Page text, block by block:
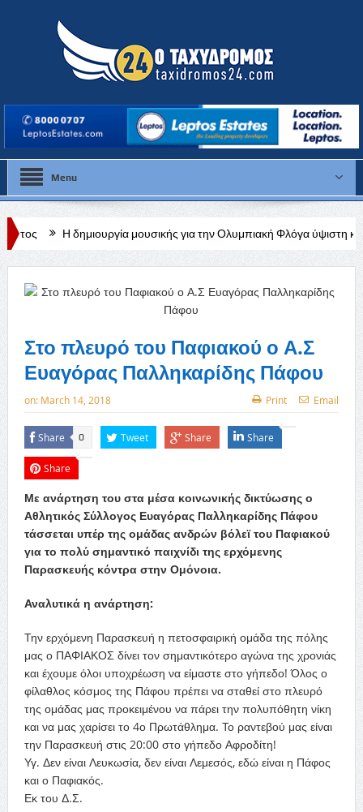
Menu
μουσικής για την Ολυμπιακή Φλόγα ύψιστη καλλιτεχνική
Στο πλευρό του Παφιακού ο Α.Σ
Ευαγόρας Παλληκαρίδης Πάφου
on: March 14, 2018 Print Email
Share 0 Tweet Share Share
Share
Με ανάρτηση του στα μέσα κοινωνικής δικτύωσης ο
Αθλητικός Σύλλογος Ευαγόρας Παλληκαρίδης Πάφου
τάσσεται υπέρ της ομάδας ανδρών βόλεϊ του Παφιακού
για το πολύ σημαντικό παιχνίδι της ερχόμενης
Παρασκευής κόντρα στην Ομόνοια.
Αναλυτικά η ανάρτηση:
Την ερχόμενη Παρασκευή η πετοσφαιρική ομάδα της πόλης
μας ο ΠΑΦΙΑΚΟΣ δίνει τον σημαντικότερο αγώνα της χρονιάς
και έχουμε όλοι υποχρέωση να είμαστε στο γήπεδο! Όλος ο
φίλαθλος κόσμος της Πάφου πρέπει να σταθεί στο πλευρό
της ομάδας μας προκειμένου να πάρει την πολυπόθητη νίκη
και να μας χαρίσει το 4ο Πρωτάθλημα. Το ραντεβού μας είναι
την Παρασκευή στις 20:00 στο γήπεδο Αφροδίτη!
Υγ. Δεν είναι Λευκωσία, δεν είναι Λεμεσός, εδώ είναι η Πάφος
και ο Παφιακός.
Εκ του Δ.Σ.